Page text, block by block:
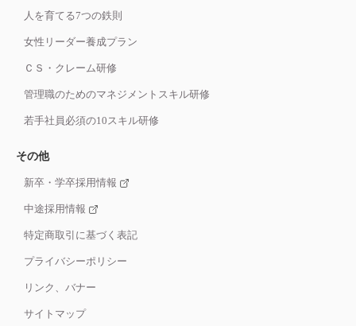
人を育てる7つの鉄則
女性リーダー養成プラン
ＣＳ・クレーム研修
管理職のためのマネジメントスキル研修
若手社員必須の10スキル研修
その他
新卒・学卒採用情報
中途採用情報
特定商取引に基づく表記
プライバシーポリシー
リンク、バナー
サイトマップ